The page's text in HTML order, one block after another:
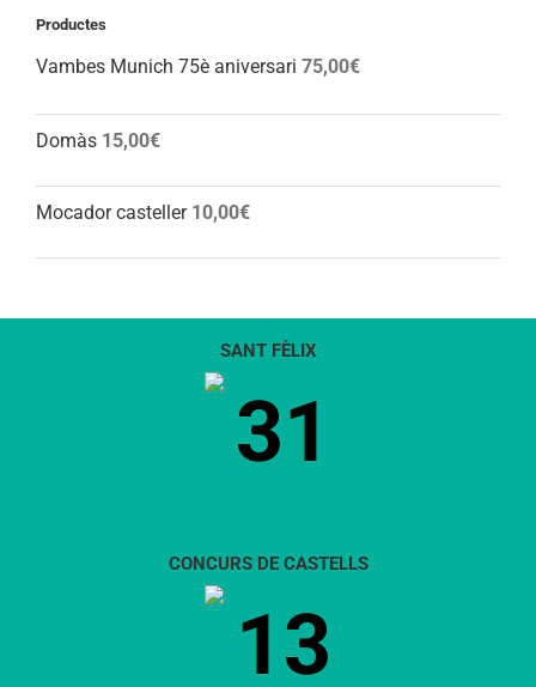
Productes
Vambes Munich 75è aniversari 75,00€
Domàs 15,00€
Mocador casteller 10,00€
SANT FÈLIX
31
CONCURS DE CASTELLS
13